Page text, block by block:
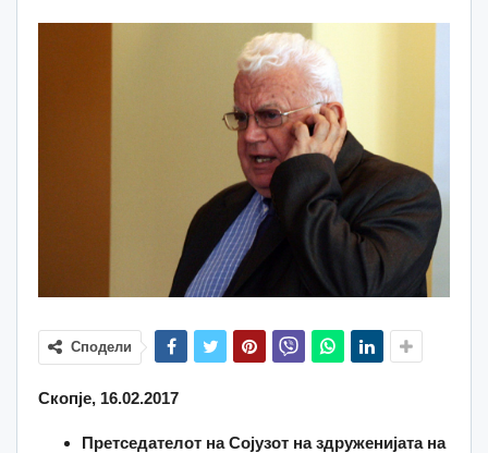
Сподели
Скопје, 16.02.2017
Претседателот на Сојузот на здруженијата на